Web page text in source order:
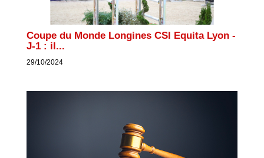
Coupe du Monde Longines CSI Equita Lyon -
J-1 : il...
29/10/2024